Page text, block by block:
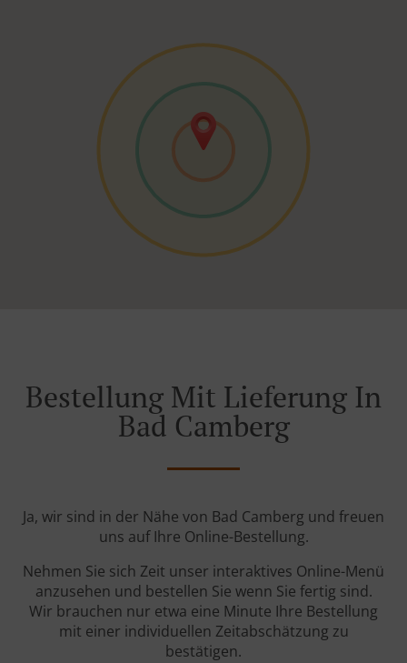
Bestellung Mit Lieferung In
Bad Camberg
Ja, wir sind in der Nähe von Bad Camberg und freuen
uns auf Ihre Online-Bestellung.
Nehmen Sie sich Zeit unser interaktives Online-Menü
anzusehen und bestellen Sie wenn Sie fertig sind.
Wir brauchen nur etwa eine Minute Ihre Bestellung
mit einer individuellen Zeitabschätzung zu
bestätigen.